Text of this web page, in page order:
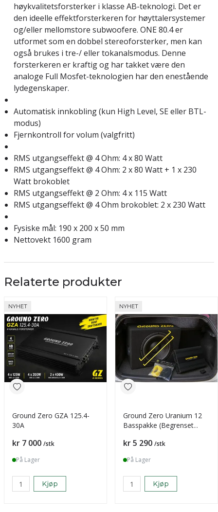
høykvalitetsforsterker i klasse AB-teknologi. Det er
den ideelle effektforsterkeren for høyttalersystemer
og/eller mellomstore subwoofere. ONE 80.4 er
utformet som en dobbel stereoforsterker, men kan
også brukes i tre-/ eller tokanalsmodus. Denne
forsterkeren er kraftig og har takket være den
analoge Full Mosfet-teknologien har den enestående
lydegenskaper.
Automatisk innkobling (kun High Level, SE eller BTL-
modus)
Fjernkontroll for volum (valgfritt)
RMS utgangseffekt @ 4 Ohm: 4 x 80 Watt
RMS utgangseffekt @ 4 Ohm: 2 x 80 Watt + 1 x 230
Watt brokoblet
RMS utgangseffekt @ 2 Ohm: 4 x 115 Watt
RMS utgangseffekt @ 4 Ohm brokoblet: 2 x 230 Watt
Fysiske mål: 190 x 200 x 50 mm
Nettovekt 1600 gram
Relaterte produkter
NYHET
Ground Zero GZA 125.4-
30A
Pris
kr 7 000 /stk
På Lager
Kjøp
NYHET
Ground Zero Uranium 12
Basspakke (Begrenset
Pris
kr 5 290 /stk
På Lager
Kjøp